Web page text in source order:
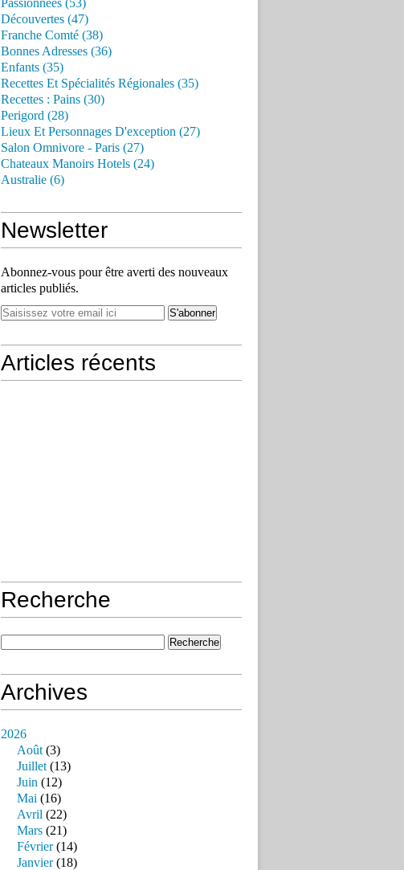
Passionnées (53)
Découvertes (47)
Franche Comté (38)
Bonnes Adresses (36)
Enfants (35)
Recettes Et Spécialités Régionales (35)
Recettes : Pains (30)
Perigord (28)
Lieux Et Personnages D'exception (27)
Salon Omnivore - Paris (27)
Chateaux Manoirs Hotels (24)
Australie (6)
Newsletter
Abonnez-vous pour être averti des nouveaux
articles publiés.
Articles récents
Recherche
Archives
2026
Août(3)
Juillet(13)
Juin (12)
Mai (16)
Avril (22)
Mars (21)
Février(14)
Janvier(18)